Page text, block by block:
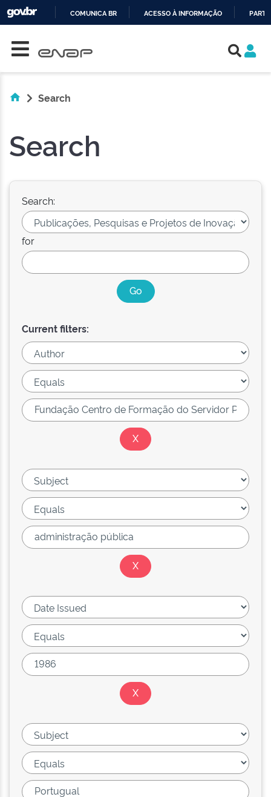
COMUNICA BR ACESSO À INFORMAÇÃO
Search
Search
Search:
for
Current filters: